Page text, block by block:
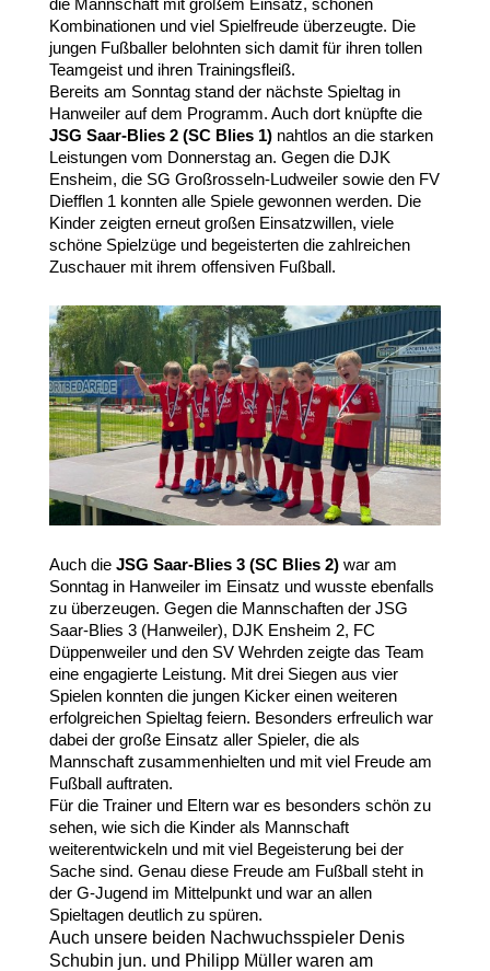
Kombinationen und viel Spielfreude überzeugte. Die
jungen Fußballer belohnten sich damit für ihren tollen
Teamgeist und ihren Trainingsfleiß.
Bereits am Sonntag stand der nächste Spieltag in
Hanweiler auf dem Programm. Auch dort knüpfte die
JSG Saar-Blies 2 (SC Blies 1) nahtlos an die starken
Leistungen vom Donnerstag an. Gegen die DJK
Ensheim, die SG Großrosseln-Ludweiler sowie den FV
Diefflen 1 konnten alle Spiele gewonnen werden. Die
Kinder zeigten erneut großen Einsatzwillen, viele
schöne Spielzüge und begeisterten die zahlreichen
Zuschauer mit ihrem offensiven Fußball.
Auch die JSG Saar-Blies 3 (SC Blies 2) war am
Sonntag in Hanweiler im Einsatz und wusste ebenfalls
zu überzeugen. Gegen die Mannschaften der JSG
Saar-Blies 3 (Hanweiler), DJK Ensheim 2, FC
Düppenweiler und den SV Wehrden zeigte das Team
eine engagierte Leistung. Mit drei Siegen aus vier
Spielen konnten die jungen Kicker einen weiteren
erfolgreichen Spieltag feiern. Besonders erfreulich war
dabei der große Einsatz aller Spieler, die als
Mannschaft zusammenhielten und mit viel Freude am
Fußball auftraten.
Für die Trainer und Eltern war es besonders schön zu
sehen, wie sich die Kinder als Mannschaft
weiterentwickeln und mit viel Begeisterung bei der
Sache sind. Genau diese Freude am Fußball steht in
der G-Jugend im Mittelpunkt und war an allen
Spieltagen deutlich zu spüren.
Auch unsere beiden Nachwuchsspieler Denis
Schubin jun. und Philipp Müller waren am